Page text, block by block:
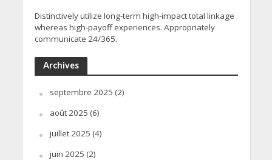
Distinctively utilize long-term high-impact total linkage
whereas high-payoff experiences. Appropriately
communicate 24/365.
Archives
septembre 2025 (2)
août 2025 (6)
juillet 2025 (4)
juin 2025 (2)